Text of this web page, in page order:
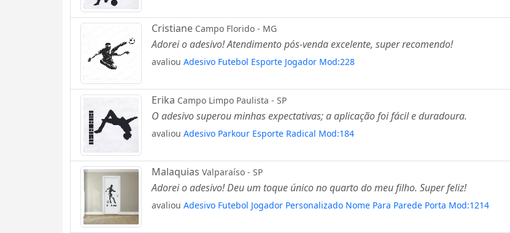
Cristiane Campo Florido - MG
Adorei o adesivo! Atendimento pós-venda excelente, super recomendo!
avaliou Adesivo Futebol Esporte Jogador Mod:228
Erika Campo Limpo Paulista - SP
O adesivo superou minhas expectativas; a aplicação foi fácil e duradoura.
avaliou Adesivo Parkour Esporte Radical Mod:184
Malaquias Valparaíso - SP
Adorei o adesivo! Deu um toque único no quarto do meu filho. Super feliz!
avaliou Adesivo Futebol Jogador Personalizado Nome Para Parede Porta Mod:1214